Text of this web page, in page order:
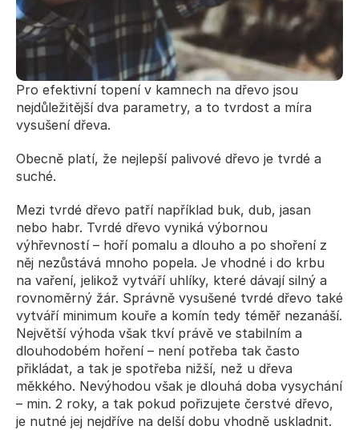
Pro efektivní topení v kamnech na dřevo jsou
nejdůležitější dva parametry, a to tvrdost a míra
vysušení dřeva.
Obecně platí, že nejlepší palivové dřevo je tvrdé a
suché.
Mezi tvrdé dřevo patří například buk, dub, jasan
nebo habr. Tvrdé dřevo vyniká výbornou
výhřevností – hoří pomalu a dlouho a po shoření z
něj nezůstává mnoho popela. Je vhodné i do krbu
na vaření, jelikož vytváří uhlíky, které dávají silný a
rovnoměrný žár. Správně vysušené tvrdé dřevo také
vytváří minimum kouře a komín tedy téměř nezanáší.
Největší výhoda však tkví právě ve stabilním a
dlouhodobém hoření – není potřeba tak často
přikládat, a tak je spotřeba nižší, než u dřeva
měkkého. Nevýhodou však je dlouhá doba vysychání
– min. 2 roky, a tak pokud pořizujete čerstvé dřevo,
je nutné jej nejdříve na delší dobu vhodně uskladnit.